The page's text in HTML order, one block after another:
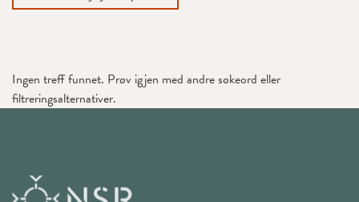
Ingen treff funnet. Prøv igjen med andre søkeord eller
filtreringsalternativer.